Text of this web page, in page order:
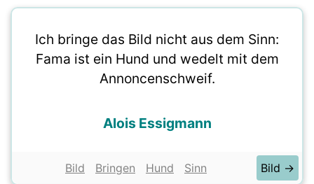
Ich bringe das Bild nicht aus dem Sinn:
Fama ist ein Hund und wedelt mit dem
Annoncenschweif.
Alois Essigmann
Bild Bringen Hund Sinn Bild →